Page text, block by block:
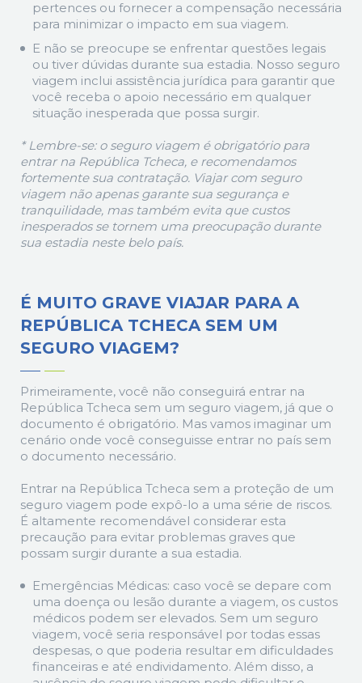
pertences ou fornecer a compensação necessária
para minimizar o impacto em sua viagem.
E não se preocupe se enfrentar questões legais
ou tiver dúvidas durante sua estadia. Nosso seguro
viagem inclui assistência jurídica para garantir que
você receba o apoio necessário em qualquer
situação inesperada que possa surgir.
* Lembre-se: o seguro viagem é obrigatório para
entrar na República Tcheca, e recomendamos
fortemente sua contratação. Viajar com seguro
viagem não apenas garante sua segurança e
tranquilidade, mas também evita que custos
inesperados se tornem uma preocupação durante
sua estadia neste belo país.
É MUITO GRAVE VIAJAR PARA A
REPÚBLICA TCHECA SEM UM
SEGURO VIAGEM?
Primeiramente, você não conseguirá entrar na
República Tcheca sem um seguro viagem, já que o
documento é obrigatório. Mas vamos imaginar um
cenário onde você conseguisse entrar no país sem
o documento necessário.
Entrar na República Tcheca sem a proteção de um
seguro viagem pode expô-lo a uma série de riscos.
É altamente recomendável considerar esta
precaução para evitar problemas graves que
possam surgir durante a sua estadia.
Emergências Médicas: caso você se depare com
uma doença ou lesão durante a viagem, os custos
médicos podem ser elevados. Sem um seguro
viagem, você seria responsável por todas essas
despesas, o que poderia resultar em dificuldades
financeiras e até endividamento. Além disso, a